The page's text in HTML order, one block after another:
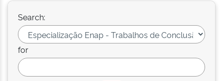
Search:
for